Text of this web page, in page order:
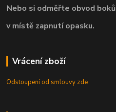
Nebo si odměřte obvod boků
v místě zapnutí opasku.
Vrácení zboží
Odstoupení od smlouvy zde